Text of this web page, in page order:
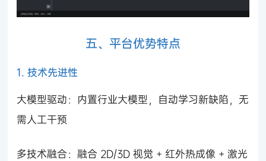
五、平台优势特点
1. 技术先进性
大模型驱动：内置行业大模型，自动学习新缺陷，无
需人工干预
多技术融合：融合 2D/3D 视觉 + 红外热成像 + 激光